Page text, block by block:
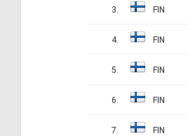
3. FIN
4. FIN
5. FIN
6. FIN
7. FIN